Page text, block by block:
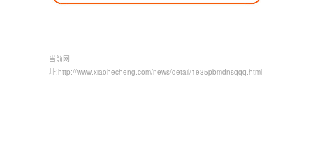
当前网
址:http://www.xiaohecheng.com/news/detail/1e35pbmdnsqqq.html